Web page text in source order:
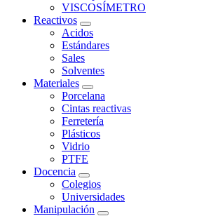
VISCOSÍMETRO
Reactivos
Acidos
Estándares
Sales
Solventes
Materiales
Porcelana
Cintas reactivas
Ferretería
Plásticos
Vidrio
PTFE
Docencia
Colegios
Universidades
Manipulación